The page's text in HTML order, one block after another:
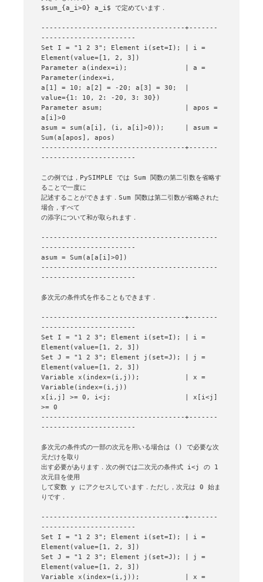
$sum_{a_i>0} a_i$ で定めています．
-----------------------------------+-------
-----------------------
Set I = "1 2 3"; Element i(set=I); | i =
Element(value=[1, 2, 3])
Parameter a(index=i);              | a =
Parameter(index=i,
a[1] = 10; a[2] = -20; a[3] = 30;  |
value={1: 10, 2: -20, 3: 30})
Parameter asum;                    | apos =
a[i]>0
asum = sum(a[i], (i, a[i]>0));     | asum =
Sum(a[apos], apos)
-----------------------------------+-------
-----------------------
この例では，PySIMPLE では Sum 関数の第二引数を省略す
ることで一度に
記述することができます．Sum 関数は第二引数が省略された
場合，すべて
の添字について和が取られます．
-------------------------------------------
-----------------------
asum = Sum(a[a[i]>0])
-------------------------------------------
-----------------------
多次元の条件式を作ることもできます．
-----------------------------------+-------
-----------------------
Set I = "1 2 3"; Element i(set=I); | i =
Element(value=[1, 2, 3])
Set J = "1 2 3"; Element j(set=J); | j =
Element(value=[1, 2, 3])
Variable x(index=(i,j));           | x =
Variable(index=(i,j))
x[i,j] >= 0, i<j;                  | x[i<j]
>= 0
-----------------------------------+-------
-----------------------
多次元の条件式の一部の次元を用いる場合は () で必要な次
元だけを取り
出す必要があります．次の例では二次元の条件式 i<j の 1
次元目を使用
して変数 y にアクセスしています．ただし，次元は 0 始ま
りです．
-----------------------------------+-------
-----------------------
Set I = "1 2 3"; Element i(set=I); | i =
Element(value=[1, 2, 3])
Set J = "1 2 3"; Element j(set=J); | j =
Element(value=[1, 2, 3])
Variable x(index=(i,j));           | x =